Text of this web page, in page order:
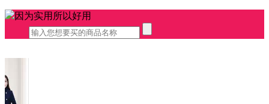
因为实用所以好用